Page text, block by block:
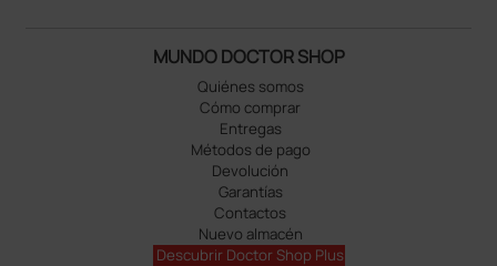
MUNDO DOCTOR SHOP
Quiénes somos
Cómo comprar
Entregas
Métodos de pago
Devolución
Garantías
Contactos
Nuevo almacén
Descubrir Doctor Shop Plus